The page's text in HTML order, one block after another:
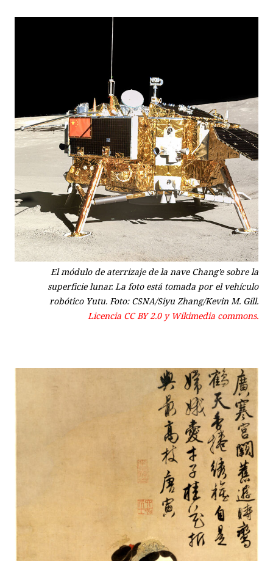
El módulo de aterrizaje de la nave Chang’e sobre la
superficie lunar. La foto está tomada por el vehículo
robótico Yutu. Foto: CSNA/Siyu Zhang/Kevin M. Gill.
Licencia CC BY 2.0 y Wikimedia commons.